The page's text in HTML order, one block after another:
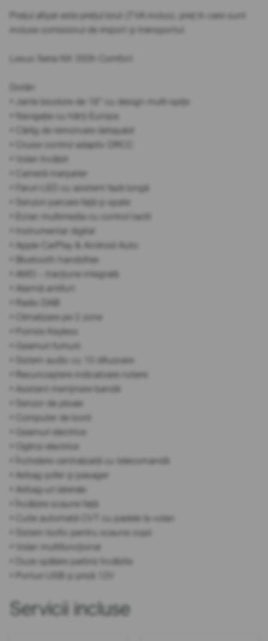
Prețul afișat este prețul brut (TVA inclus), preț în care sunt
incluse comisionul de import și transportul.
Lexus Seria NX 350h Comfort
Dotări:
• Jante bicolore de 18” cu design multi-spițe
• Navigație cu hărți Europa
• Cârlig de remorcare detașabil
• Cruise control adaptiv DRCC
• Volan încălzit
• Cameră marșarier
• Faruri LED cu asistent fază lungă
• Senzori parcare față și spate
• Ecran multimedia cu control tactil
• Instrumentar digital
• Apple CarPlay & Android Auto
• Bluetooth handsfree
• AWD – tracțiune integrală
• Alarmă antifurt
• Radio DAB
• Climatizare pe 2 zone
• Pornire Keyless
• Geamuri fumurii
• Sistem audio cu 10 difuzoare
• Recunoaștere indicatoare rutiere
• Asistent menținere bandă
• Senzor de ploaie
• Computer de bord
• Geamuri electrice
• Oglinzi electrice
• Închidere centralizată cu telecomandă
• Airbag șofer și pasager
• Airbag-uri laterale
• Încălzire scaune față
• Cutie automată CVT cu padele la volan
• Sistem Isofix pentru scaune copii
• Volan multifuncțional
• Duze spălare parbriz încălzite
• Porturi USB și priză 12V
Servicii incluse